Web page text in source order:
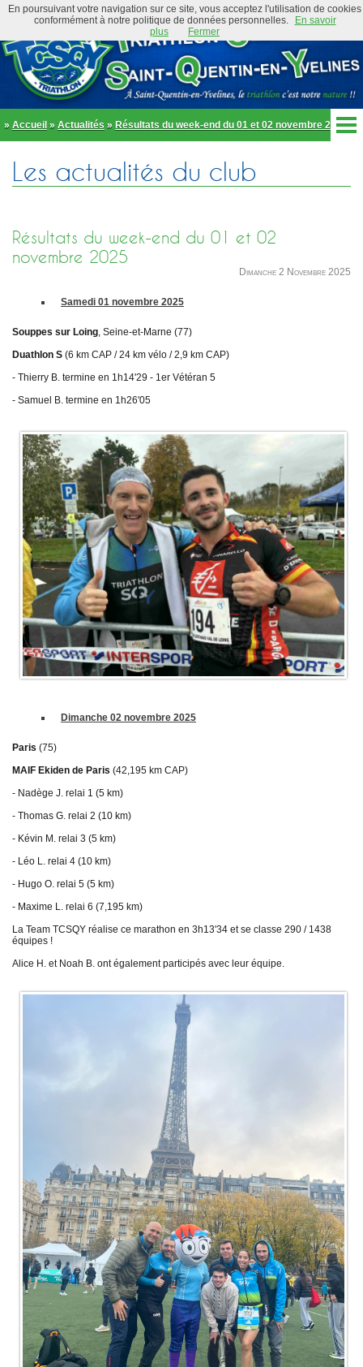
» Accueil » Actualités » Résultats du week-end du 01 et 02 novembre 2025
Accueil Actualités
Organigramme
Règlement
Trombinoscope
Adhérer au club
Newsletter
Bike and Run 2026
Parcours
Plan d'accès
Épreuves TCSQY
Bike and Run 2026
Bike and Run 2025
Bike and Run 2024
Bike and Run 2023
Bike and Run 2022
Bike and Run 2020
Bike and Run 2019
Bike and Run 2018
Bike and Run 2017
Bike and Run 2015
Bike and Run 2014
Bike and Run 2013
Bike and Run 2011
Entraînements
Lieux d'entraînement
Matériel
Pense-bête
Photos / Vidéos
Compétitions
Calendrier
Courses club
Contact
Les actualités du club
Résultats du week-end du 01 et 02
novembre 2025
Dimanche 2 Novembre 2025
Samedi 01 novembre 2025
Souppes sur Loing, Seine-et-Marne (77)
Duathlon S (6 km CAP / 24 km vélo / 2,9 km CAP)
- Thierry B. termine en 1h14'29 - 1er Vétéran 5
- Samuel B. termine en 1h26'05
Dimanche 02 novembre 2025
Paris (75)
MAIF Ekiden de Paris (42,195 km CAP)
- Nadège J. relai 1 (5 km)
- Thomas G. relai 2 (10 km)
- Kévin M. relai 3 (5 km)
- Léo L. relai 4 (10 km)
- Hugo O. relai 5 (5 km)
- Maxime L. relai 6 (7,195 km)
La Team TCSQY réalise ce marathon en 3h13'34 et se classe 290 / 1438
équipes !
Alice H. et Noah B. ont également participés avec leur équipe.
En poursuivant votre navigation sur ce site, vous acceptez l'utilisation de cookies
conformément à notre politique de données personnelles.
En savoir
plus
Fermer